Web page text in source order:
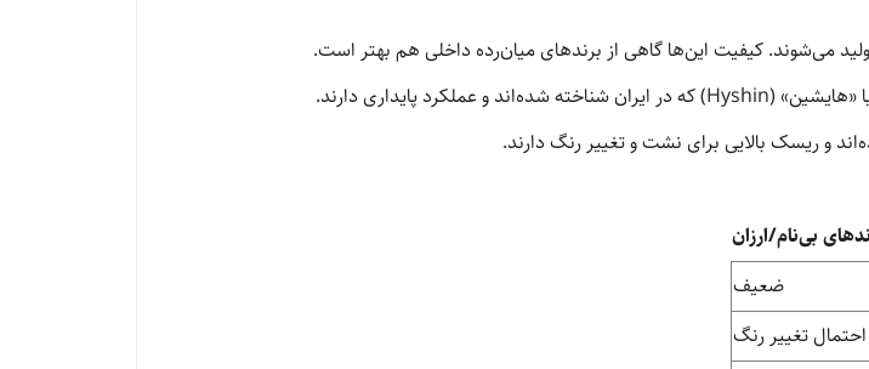
تولید می‌شوند. کیفیت این‌ها گاهی از برندهای میان‌رده داخلی هم بهتر است.
و ریسک بالایی برای نشت و تغییر رنگ دارند.
بی‌نام/ارزان
ضعیف
احتمال تغییر رنگ